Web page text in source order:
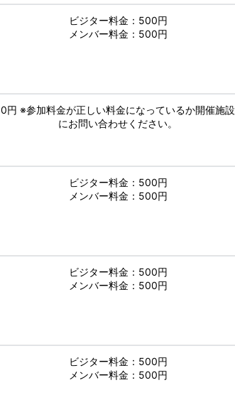
ビジター料金：500円
メンバー料金：500円
0円 ※参加料金が正しい料金になっているか開催施設
にお問い合わせください。
ビジター料金：500円
メンバー料金：500円
ビジター料金：500円
メンバー料金：500円
ビジター料金：500円
メンバー料金：500円